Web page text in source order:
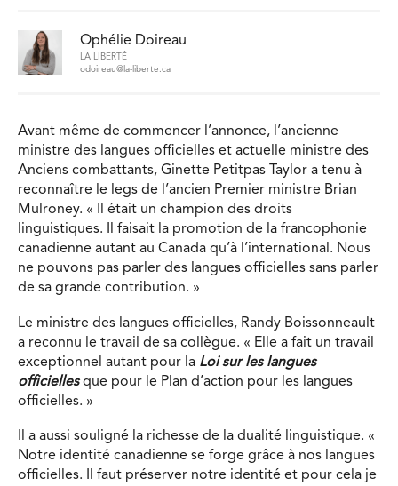
Ophélie Doireau
LA LIBERTÉ
odoireau@la-liberte.ca
Avant même de commencer l’annonce, l’ancienne
ministre des langues officielles et actuelle ministre des
Anciens combattants, Ginette Petitpas Taylor a tenu à
reconnaître le legs de l’ancien Premier ministre Brian
Mulroney. « Il était un champion des droits
linguistiques. Il faisait la promotion de la francophonie
canadienne autant au Canada qu’à l’international. Nous
ne pouvons pas parler des langues officielles sans parler
de sa grande contribution. »
Le ministre des langues officielles, Randy Boissonneault
a reconnu le travail de sa collègue. « Elle a fait un travail
exceptionnel autant pour la Loi sur les langues
officiellesque pour le Plan d’action pour les langues
officielles. »
Il a aussi souligné la richesse de la dualité linguistique. «
Notre identité canadienne se forge grâce à nos langues
officielles. Il faut préserver notre identité et pour cela je